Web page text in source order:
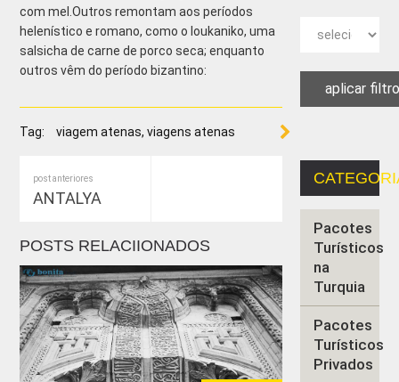
com mel.Outros remontam aos períodos
helenístico e romano, como o loukaniko, uma
salsicha de carne de porco seca; enquanto
outros vêm do período bizantino:
Tag: viagem atenas, viagens atenas
post anteriores
ANTALYA
POSTS RELACIIONADOS
Pacotes
Turísticos
na
Turquia
Pacotes
Turísticos
Privados